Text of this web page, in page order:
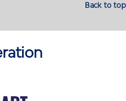
Back to top